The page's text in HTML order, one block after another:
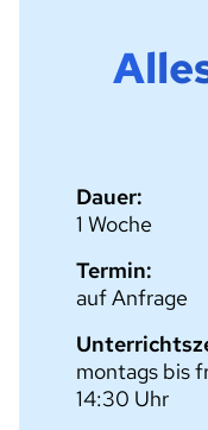
Dauer:
1 Woche
Termin:
auf Anfrage
montags bis
14:30 Uhr